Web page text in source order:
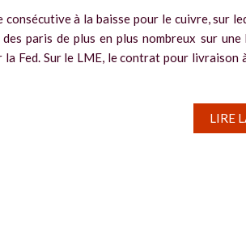
consécutive à la baisse pour le cuivre, sur
paris de plus en plus nombreux sur une
la Fed. Sur le LME, le contrat pour livraison
LIRE